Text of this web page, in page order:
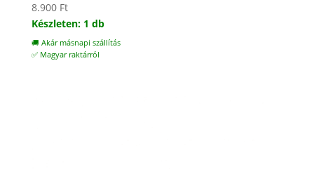
8.900 Ft
Készleten: 1 db
🚚 Akár másnapi szállítás
✅ Magyar raktárról